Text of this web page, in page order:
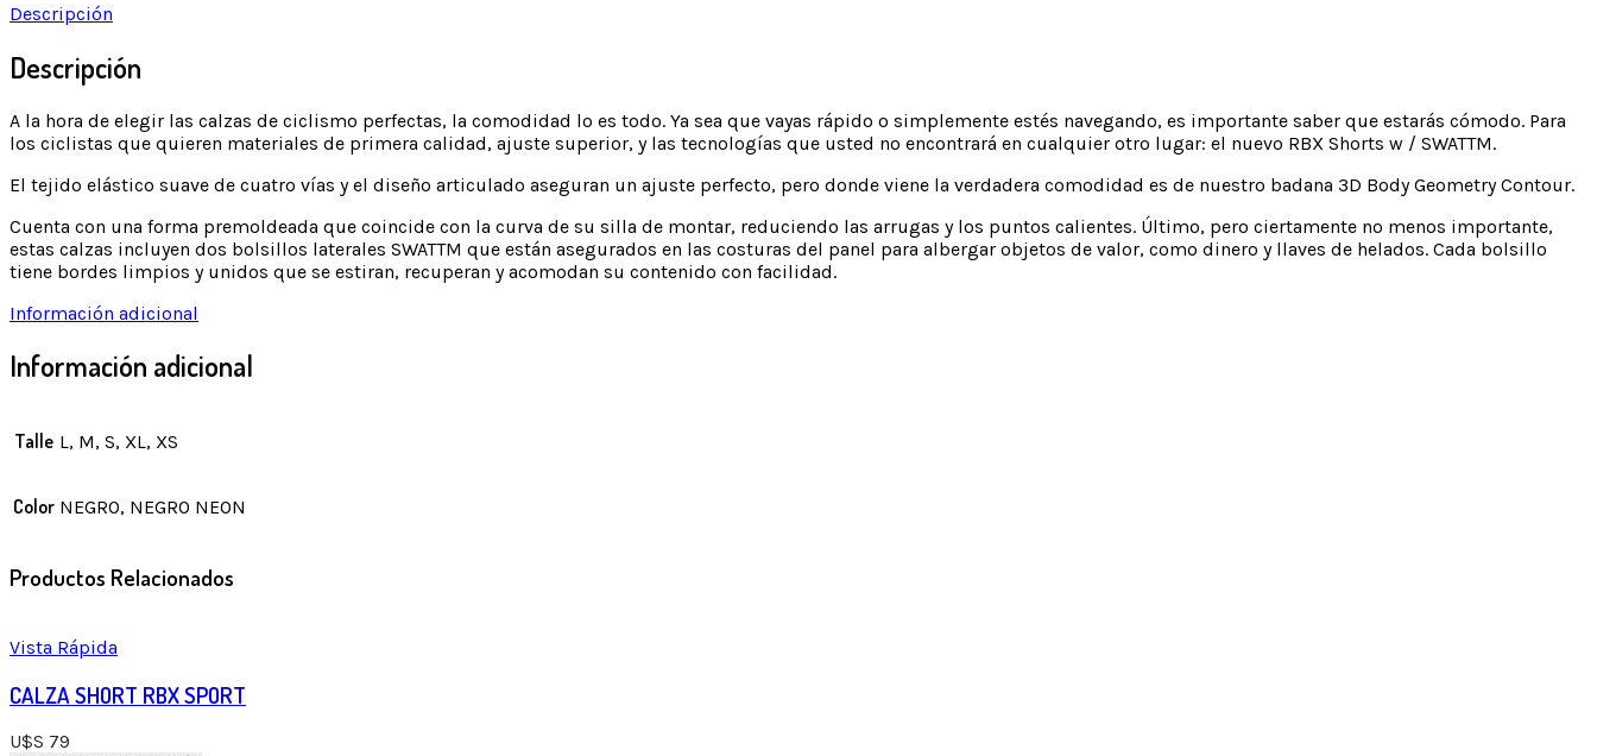
Descripción
Descripción
A la hora de elegir las calzas de ciclismo perfectas, la comodidad lo es todo. Ya sea que vayas rápido o simplemente estés navegando, es importante saber que estarás cómodo. Para
los ciclistas que quieren materiales de primera calidad, ajuste superior, y las tecnologías que usted no encontrará en cualquier otro lugar: el nuevo RBX Shorts w / SWATTM.
El tejido elástico suave de cuatro vías y el diseño articulado aseguran un ajuste perfecto, pero donde viene la verdadera comodidad es de nuestro badana 3D Body Geometry Contour.
Cuenta con una forma premoldeada que coincide con la curva de su silla de montar, reduciendo las arrugas y los puntos calientes. Último, pero ciertamente no menos importante,
estas calzas incluyen dos bolsillos laterales SWATTM que están asegurados en las costuras del panel para albergar objetos de valor, como dinero y llaves de helados. Cada bolsillo
tiene bordes limpios y unidos que se estiran, recuperan y acomodan su contenido con facilidad.
Información adicional
Información adicional
Talle L, M, S, XL, XS
Color NEGRO, NEGRO NEON
Productos Relacionados
Vista Rápida
CALZA SHORT RBX SPORT
U$S 79